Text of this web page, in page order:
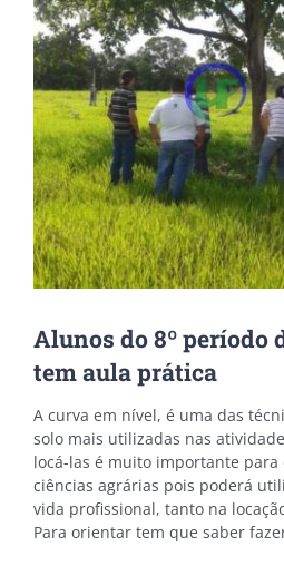
Image
Alunos do 8º período
tem aula prática
A curva em nível, é uma das
solo mais utilizadas nas
locá-las é muito importante para
ciências agrárias pois poderá
vida profissional, tanto na
Para orientar tem que saber